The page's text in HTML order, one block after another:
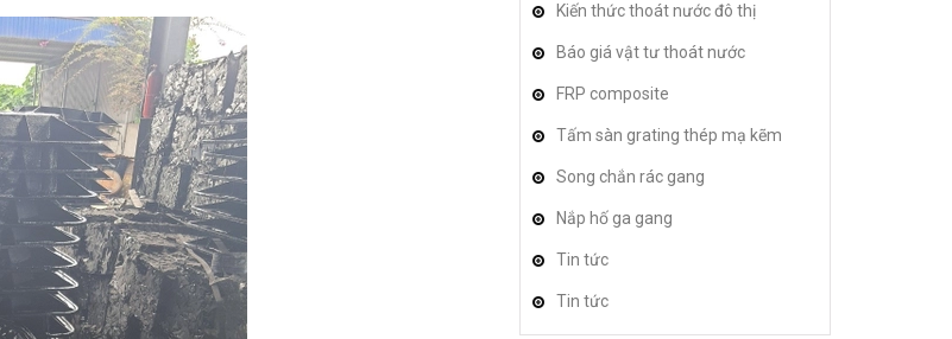
Kiến thức thoát nước đô thị
Báo giá vật tư thoát nước
FRP composite
Tấm sàn grating thép mạ kẽm
Song chắn rác gang
Nắp hố ga gang
Tin tức
Tin tức